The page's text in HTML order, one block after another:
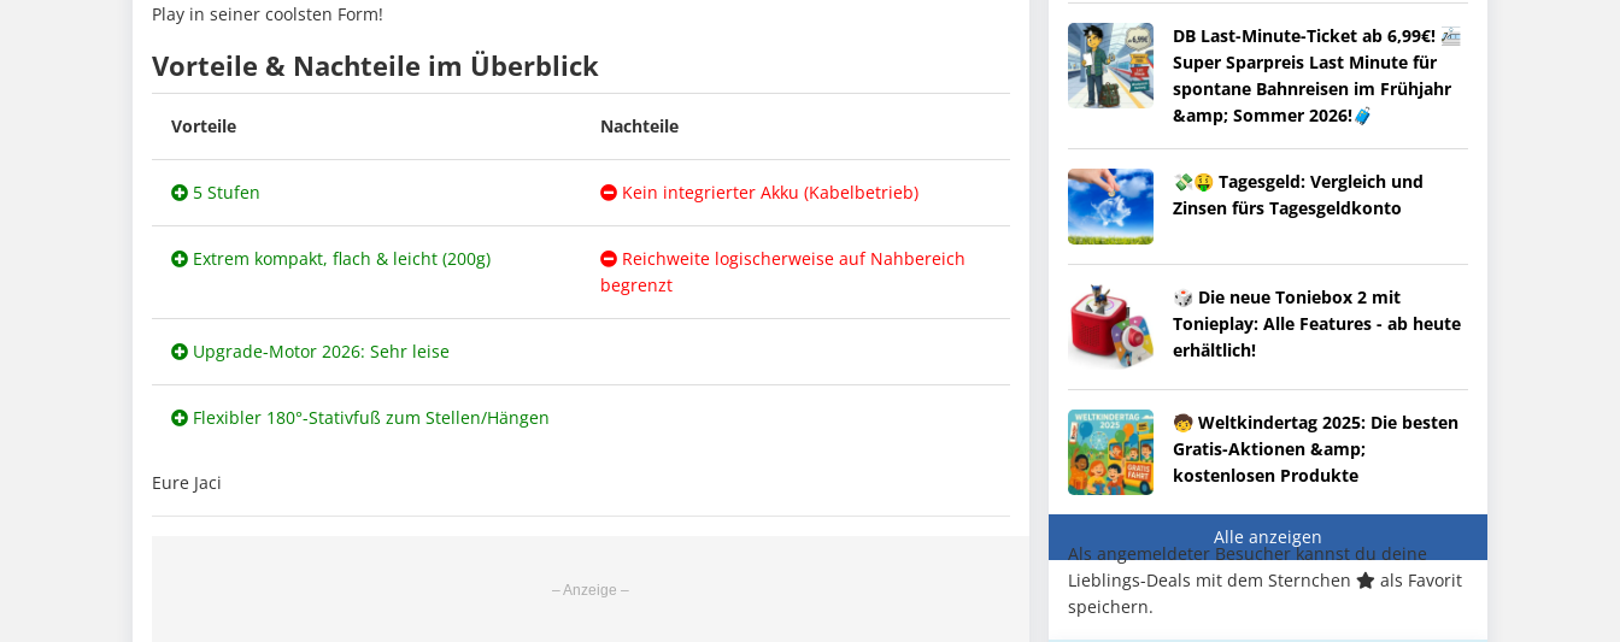
Play in seiner coolsten Form!
Vorteile & Nachteile im Überblick
Vorteile Nachteile
5 Stufen Kein integrierter Akku (Kabelbetrieb)
Extrem kompakt, flach & leicht (200g)
Reichweite logischerweise auf Nahbereich
begrenzt
Upgrade-Motor 2026: Sehr leise
Flexibler 180°-Stativfuß zum Stellen/Hängen
Eure Jaci
DB Last-Minute-Ticket ab 6,99€! 🚈
Super Sparpreis Last Minute für
spontane Bahnreisen im Frühjahr
&amp; Sommer 2026!🧳
💸🤑 Tagesgeld: Vergleich und
Zinsen fürs Tagesgeldkonto
🎲 Die neue Toniebox 2 mit
Tonieplay: Alle Features - ab heute
erhältlich!
🧒 Weltkindertag 2025: Die besten
Gratis-Aktionen &amp;
kostenlosen Produkte
Alle anzeigen
Als angemeldeter Besucher kannst du deine
Lieblings-Deals mit dem Sternchen
als Favorit
speichern.